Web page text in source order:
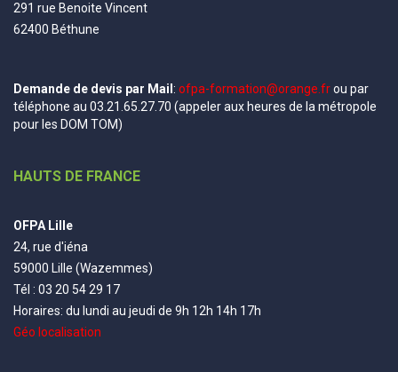
291 rue Benoite Vincent
62400 Béthune
Demande de devis par Mail : ofpa-formation@orange.frou par
téléphone au 03.21.65.27.70 (appeler aux heures de la métropole
pour les DOM TOM)
HAUTS DE FRANCE
OFPA Lille
24, rue d'iéna
59000 Lille (Wazemmes)
Tél : 03 20 54 29 17
Horaires: du lundi au jeudi de 9h 12h 14h 17h
Géo localisation